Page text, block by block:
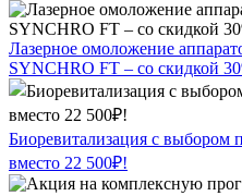
Лазерное омоложение
SYNCHRO FT – со скидкой
Биоревитализация с выбором
вместо 22 500₽!